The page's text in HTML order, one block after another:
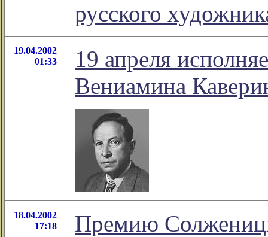
русского
19.04.2002
01:33
19 апреля
Вениамина
18.04.2002
17:18
Премию